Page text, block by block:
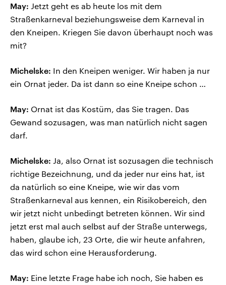
May: Jetzt geht es ab heute los mit dem
Straßenkarneval beziehungsweise dem Karneval in
den Kneipen. Kriegen Sie davon überhaupt noch was
mit?
Michelske: In den Kneipen weniger. Wir haben ja nur
ein Ornat jeder. Da ist dann so eine Kneipe schon …
May: Ornat ist das Kostüm, das Sie tragen. Das
Gewand sozusagen, was man natürlich nicht sagen
darf.
Michelske: Ja, also Ornat ist sozusagen die technisch
richtige Bezeichnung, und da jeder nur eins hat, ist
da natürlich so eine Kneipe, wie wir das vom
Straßenkarneval aus kennen, ein Risikobereich, den
wir jetzt nicht unbedingt betreten können. Wir sind
jetzt erst mal auch selbst auf der Straße unterwegs,
haben, glaube ich, 23 Orte, die wir heute anfahren,
das wird schon eine Herausforderung.
May: Eine letzte Frage habe ich noch, Sie haben es